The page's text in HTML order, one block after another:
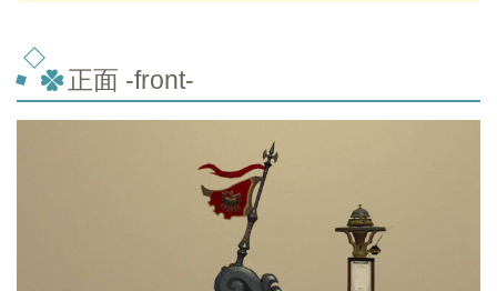
正面 -front-